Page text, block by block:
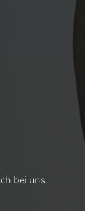
bei uns.